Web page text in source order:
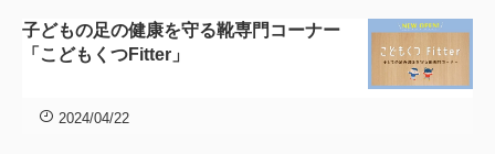
子どもの足の健康を守る靴専門コーナー
「こどもくつFitter」
2024/04/22